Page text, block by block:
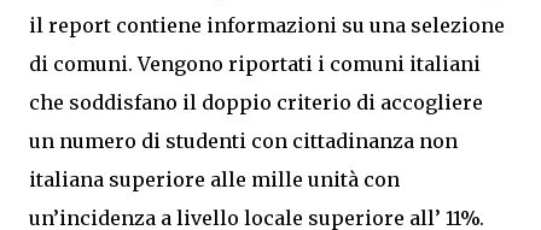
il report contiene informazioni su una selezione
di comuni. Vengono riportati i comuni italiani
che soddisfano il doppio criterio di accogliere
un numero di studenti con cittadinanza non
italiana superiore alle mille unità con
un’incidenza a livello locale superiore all’ 11%.